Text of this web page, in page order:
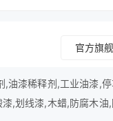
官方旗
油漆稀释剂,工业油漆,停
,划线漆,木蜡,防腐木油,